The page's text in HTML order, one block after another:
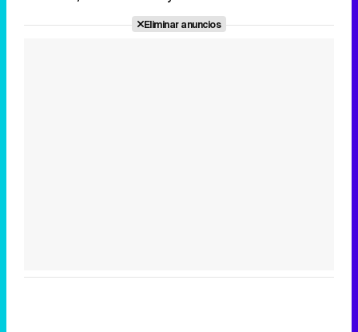
Eliminar anuncios